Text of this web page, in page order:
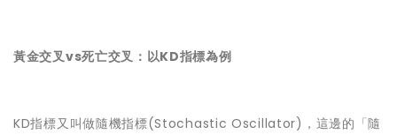
黃金交叉vs死亡交叉：以KD指標為例
KD指標又叫做隨機指標(Stochastic Oscillator)，這邊的「隨